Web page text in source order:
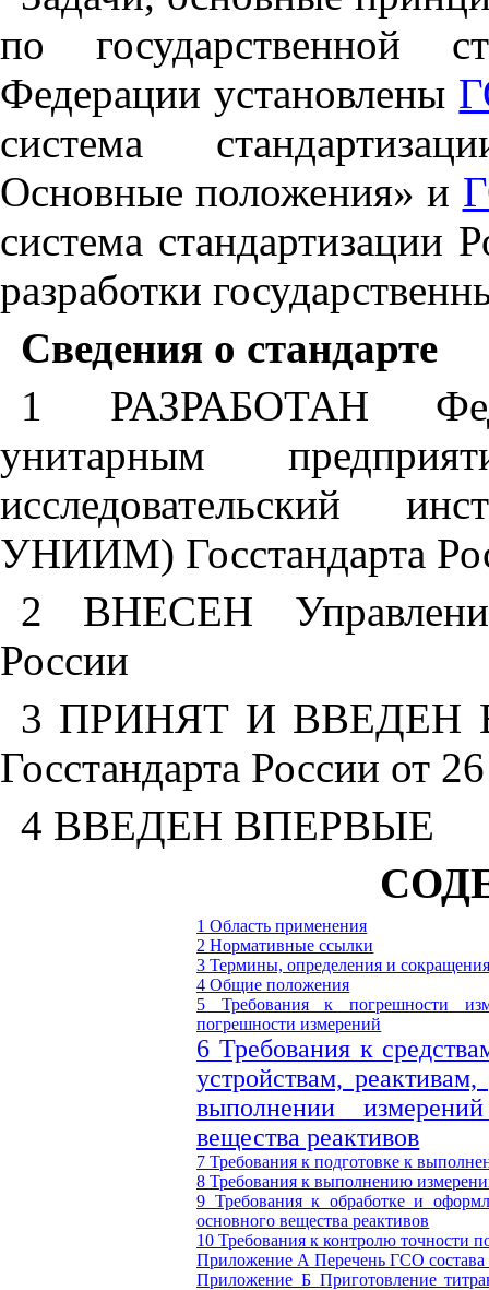
по государственной
Федерации установлены
система
Основные положения» и
система стандартизации
разработки
Сведения о стандарте
1 РАЗРАБОТАН
унитарным
исследовательский
УНИИМ) Госстандарта
2 ВНЕСЕН
России
3 ПРИНЯТ И ВВЕДЕН В
Госстандарта России от
4 ВВЕДЕН ВПЕРВЫЕ
1 Область применения
2 Нормативные ссылки
3 Термины, определения и
4 Общие положения
5 Требования к погрешности
погрешности измерений
6 Требования к
устройствам,
выполнении
вещества реактивов
7 Требования к подготовке к
8 Требования к выполнению
9 Требования к обработке и
основного вещества реактивов
10 Требования к контролю точности
Приложение А Перечень ГСО состава
Приложение Б Приготовление